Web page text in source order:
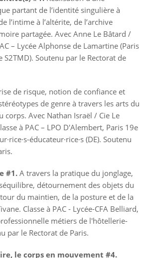
partant de l’identité singulière à
l’intime à l’altérite, de l’archive
partagée. Avec Anne Le Bâtard /
– Lycée Alphonse de Lamartine (Paris
S2TMD). Soutenu par le Rectorat de
de risque, notion de confiance et
de genre à travers les arts du
corps. Avec Nathan Israël / Cie Le
à PAC – LPO D'Alembert, Paris 19e
éducateur·rice·s (DE). Soutenu
#1. A travers la pratique du jonglage,
détournement des objets du
du maintien, de la posture et de la
Classe à PAC - Lycée-CFA Belliard,
métiers de l'hôtellerie-
par le Rectorat de Paris.
le corps en mouvement #4.